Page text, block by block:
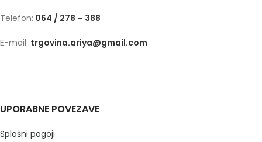
Telefon: 064 / 278 – 388
E-mail: trgovina.ariya@gmail.com
UPORABNE POVEZAVE
Splošni pogoji